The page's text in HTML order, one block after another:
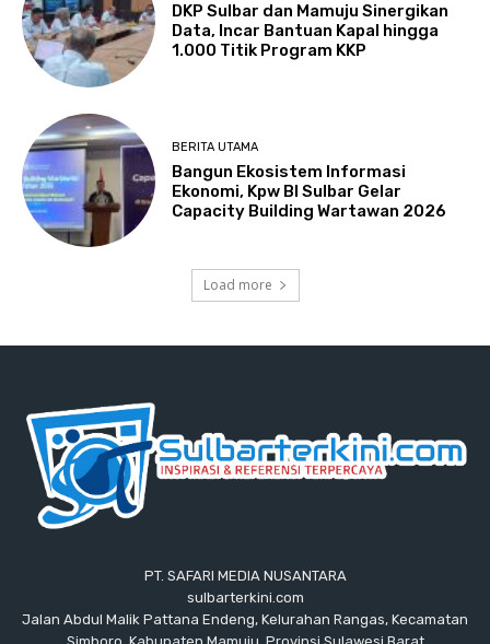
DKP Sulbar dan Mamuju Sinergikan
Data, Incar Bantuan Kapal hingga
1.000 Titik Program KKP
BERITA UTAMA
Bangun Ekosistem Informasi
Ekonomi, Kpw BI Sulbar Gelar
Capacity Building Wartawan 2026
Load more
PT. SAFARI MEDIA NUSANTARA
sulbarterkini.com
Jalan Abdul Malik Pattana Endeng, Kelurahan Rangas, Kecamatan